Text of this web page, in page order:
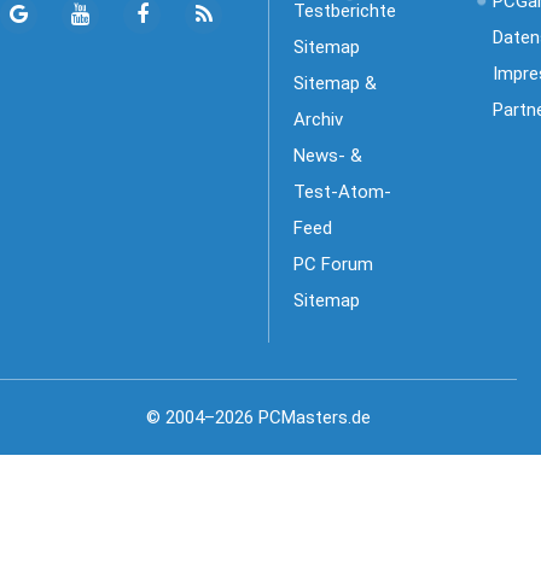
Testberichte
Sitemap
Sitemap &
Archiv
News- &
Test-Atom-
Feed
PC Forum
Sitemap
© 2004–2026 PCMasters.de